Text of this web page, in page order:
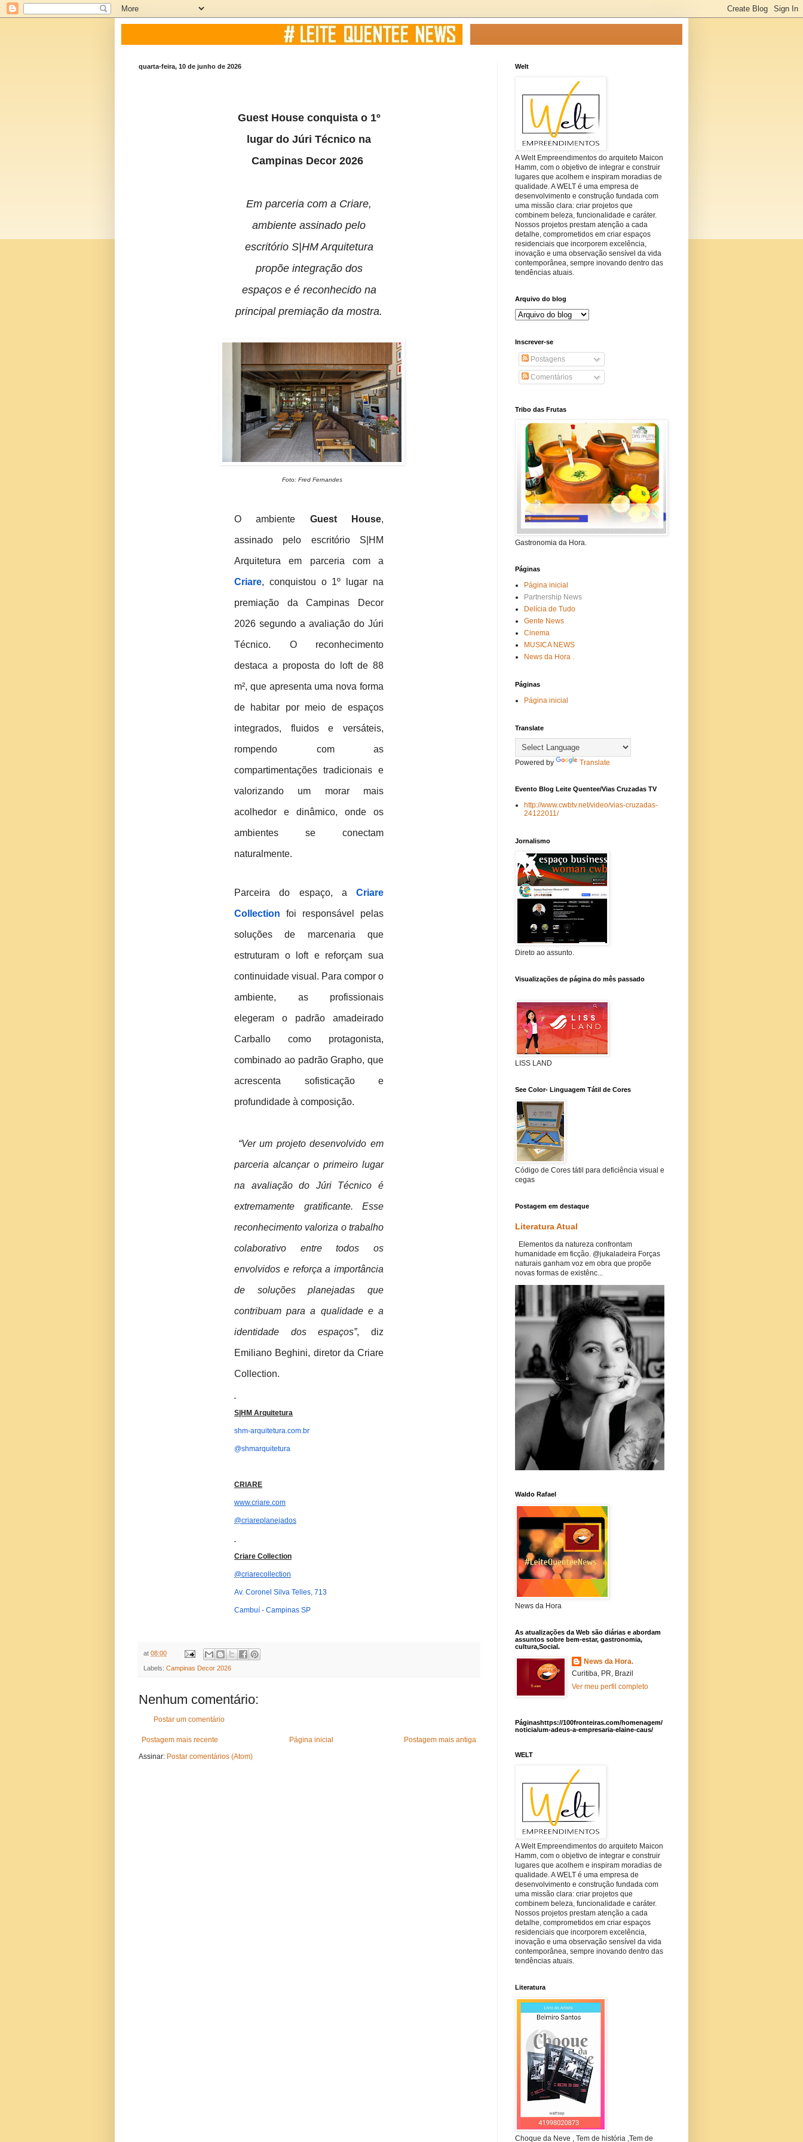
quarta-feira, 10 de junho de 2026
Guest House conquista o 1º
lugar do Júri Técnico na
Campinas Decor 2026
Em parceria com a Criare,
ambiente assinado pelo
escritório S|HM Arquitetura
propõe integração dos
espaços e é reconhecido na
principal premiação da mostra.
Foto: Fred Fernandes
O ambiente Guest House,
assinado pelo escritório S|HM
Arquitetura em parceria com a
Criare, conquistou o 1º lugar na
premiação da Campinas Decor
2026 segundo a avaliação do Júri
Técnico. O reconhecimento
destaca a proposta do loft de 88
m², que apresenta uma nova forma
de habitar por meio de espaços
integrados, fluidos e versáteis,
rompendo com as
compartimentações tradicionais e
valorizando um morar mais
acolhedor e dinâmico, onde os
ambientes se conectam
naturalmente.
Parceira do espaço, a Criare
Collection foi responsável pelas
soluções de marcenaria que
estruturam o loft e reforçam sua
continuidade visual. Para compor o
ambiente, as profissionais
elegeram o padrão amadeirado
Carballo como protagonista,
combinado ao padrão Grapho, que
acrescenta sofisticação e
profundidade à composição.
“Ver um projeto desenvolvido em
parceria alcançar o primeiro lugar
na avaliação do Júri Técnico é
extremamente gratificante. Esse
reconhecimento valoriza o trabalho
colaborativo entre todos os
envolvidos e reforça a importância
de soluções planejadas que
contribuam para a qualidade e a
identidade dos espaços”, diz
Emiliano Beghini, diretor da Criare
Collection.
S|HM Arquitetura
shm-arquitetura.com.br
@shmarquitetura
CRIARE
www.criare.com
@criareplanejados
Criare Collection
@criarecollection
Av. Coronel Silva Telles, 713
Cambuí - Campinas SP
at 08:00
Labels: Campinas Decor 2026
Nenhum comentário:
Postar um comentário
Postagem mais recente Postagem mais antiga
Página inicial
Assinar: Postar comentários (Atom)
Welt
A Welt Empreendimentos do arquiteto Maicon
Hamm, com o objetivo de integrar e construir
lugares que acolhem e inspiram moradias de
qualidade. A WELT é uma empresa de
desenvolvimento e construção fundada com
uma missão clara: criar projetos que
combinem beleza, funcionalidade e caráter.
Nossos projetos prestam atenção a cada
detalhe, comprometidos em criar espaços
residenciais que incorporem excelência,
inovação e uma observação sensível da vida
contemporânea, sempre inovando dentro das
tendências atuais.
Arquivo do blog
Inscrever-se
Postagens
Comentários
Tribo das Frutas
Gastronomia da Hora.
Páginas
Página inicial
Partnership News
Delícia de Tudo
Gente News
Cinema
MUSICA NEWS
News da Hora .
Páginas
Página inicial
Translate
Powered by Translate
Evento Blog Leite Quentee/Vias Cruzadas TV
http://www.cwbtv.net/video/vias-cruzadas-
24122011/
Jornalismo
Direto ao assunto.
Visualizações de página do mês passado
LISS LAND
See Color- Linguagem Tátil de Cores
Código de Cores tátil para deficiência visual e
cegas
Postagem em destaque
Literatura Atual
Elementos da natureza confrontam
humanidade em ficção. @jukaladeira Forças
naturais ganham voz em obra que propõe
novas formas de existênc...
Waldo Rafael
News da Hora
As atualizações da Web são diárias e abordam
assuntos sobre bem-estar, gastronomia,
cultura,Social.
News da Hora.
Curitiba, PR, Brazil
Ver meu perfil completo
Páginashttps://100fronteiras.com/homenagem/
noticia/um-adeus-a-empresaria-elaine-caus/
WELT
A Welt Empreendimentos do arquiteto Maicon
Hamm, com o objetivo de integrar e construir
lugares que acolhem e inspiram moradias de
qualidade. A WELT é uma empresa de
desenvolvimento e construção fundada com
uma missão clara: criar projetos que
combinem beleza, funcionalidade e caráter.
Nossos projetos prestam atenção a cada
detalhe, comprometidos em criar espaços
residenciais que incorporem excelência,
inovação e uma observação sensível da vida
contemporânea, sempre inovando dentro das
tendências atuais.
Literatura
Choque da Neve , Tem de história ,Tem de